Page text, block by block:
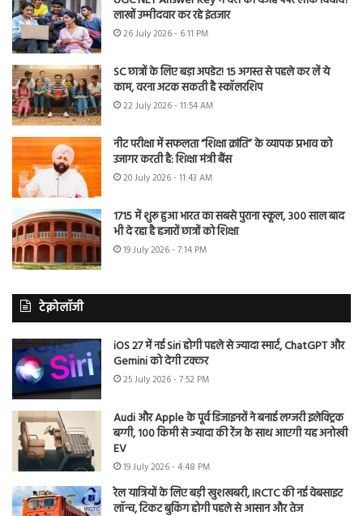
लाखों उम्मीदवार कर रहे इंतजार
26 July 2026 - 6:11 PM
SC छात्रों के लिए बड़ा अपडेट! 15 अगस्त से पहले कर लें ये
काम, वरना अटक सकती है स्कॉलरशिप
22 July 2026 - 11:54 AM
नीट परीक्षा में सफलता “शिक्षा क्रांति” के व्यापक प्रभाव को
उजागर करती है: शिक्षा मंत्री बैंस
20 July 2026 - 11:43 AM
1715 में शुरू हुआ भारत का सबसे पुराना स्कूल, 300 साल बाद
भी दे रहा है हजारों छात्रों को शिक्षा
19 July 2026 - 7:14 PM
टेक्नोलॉजी
iOS 27 में नई Siri होगी पहले से ज्यादा स्मार्ट, ChatGPT और
Gemini को देगी टक्कर
25 July 2026 - 7:52 PM
Audi और Apple के पूर्व डिजाइनरों ने बनाई लग्जरी इलेक्ट्रिक
बग्गी, 100 किमी से ज्यादा की रेंज के साथ आएगी यह अनोखी
EV
19 July 2026 - 4:48 PM
रेल यात्रियों के लिए बड़ी खुशखबरी, IRCTC की नई वेबसाइट
लॉन्च, टिकट बुकिंग होगी पहले से आसान और तेज